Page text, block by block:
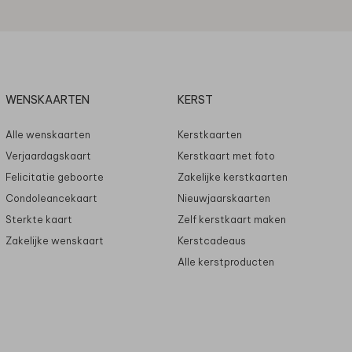
WENSKAARTEN
Alle wenskaarten
Verjaardagskaart
Felicitatie geboorte
Condoleancekaart
Sterkte kaart
Zakelijke wenskaart
KERST
Kerstkaarten
Kerstkaart met foto
Zakelijke kerstkaarten
Nieuwjaarskaarten
Zelf kerstkaart maken
Kerstcadeaus
Alle kerstproducten